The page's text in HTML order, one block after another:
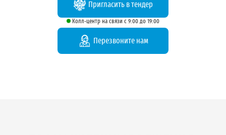
Пригласить в тендер
Колл-центр на связи с 9:00 до 19:00
Перезвоните нам